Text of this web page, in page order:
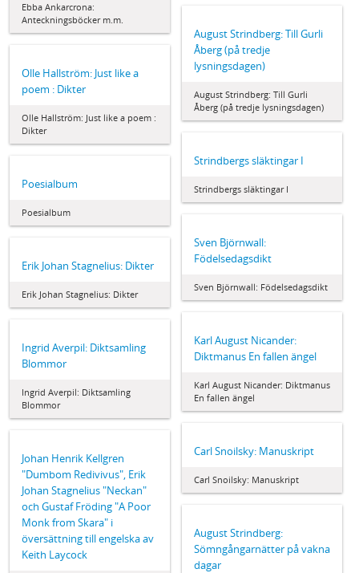
Ebba Ankarcrona:
Anteckningsböcker m.m.
August Strindberg: Till Gurli
Åberg (på tredje
lysningsdagen)
August Strindberg: Till Gurli
Åberg (på tredje lysningsdagen)
Olle Hallström: Just like a
poem : Dikter
Olle Hallström: Just like a poem :
Dikter
Strindbergs släktingar I
Strindbergs släktingar I
Poesialbum
Poesialbum
Sven Björnwall:
Födelsedagsdikt
Sven Björnwall: Födelsedagsdikt
Erik Johan Stagnelius: Dikter
Erik Johan Stagnelius: Dikter
Karl August Nicander:
Diktmanus En fallen ängel
Karl August Nicander: Diktmanus
En fallen ängel
Ingrid Averpil: Diktsamling
Blommor
Ingrid Averpil: Diktsamling
Blommor
Carl Snoilsky: Manuskript
Carl Snoilsky: Manuskript
Johan Henrik Kellgren
"Dumbom Redivivus", Erik
Johan Stagnelius "Neckan"
och Gustaf Fröding "A Poor
Monk from Skara" i
översättning till engelska av
Keith Laycock
August Strindberg:
Sömngångarnätter på vakna
dagar